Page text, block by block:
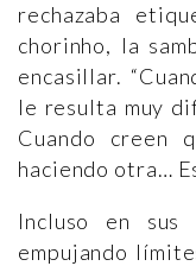
rechazaba
chorinho, la
encasillar.
le resulta muy
Cuando creen
haciendo otra…
Incluso en sus
empujando